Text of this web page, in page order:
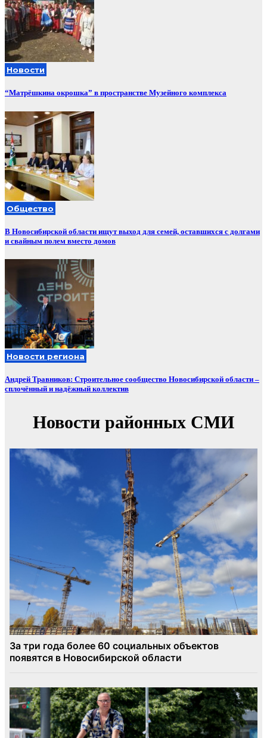
Новости
“Матрёшкина окрошка” в пространстве Музейного комплекса
Общество
В Новосибирской области ищут выход для семей, оставшихся с долгами
и свайным полем вместо домов
Новости региона
Андрей Травников: Строительное сообщество Новосибирской области –
сплочённый и надёжный коллектив